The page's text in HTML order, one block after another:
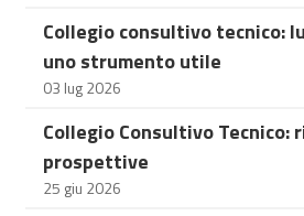
Collegio consultivo tecnico:
uno strumento utile
03 lug 2026
Collegio Consultivo Tecnico:
prospettive
25 giu 2026